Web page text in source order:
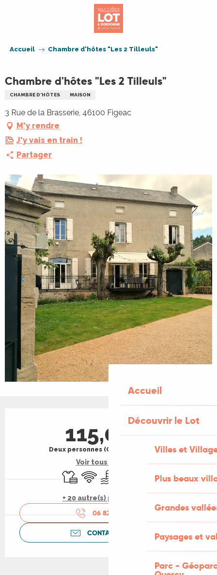
Accueil
Découvrir le Lot
Villes et
Plus beaux
Grandes
Paysages et
Parc -
Accueil Chambre d'hôtes "Les 2 Tilleuls"
Chambre d'hôtes "Les 2 Tilleuls"
CHAMBRE D'HÔTES MAISON
3 Rue de la Brasserie, 46100 Figeac
M'y rendre
J'y vais en train !
Partager
Ouverture et coordonnées
115,00 €
Deux personnes (Chambres d'hôtes)
Voir tous les tarifs
Draps et linge
WiFi Piscine Animaux acceptés
+ 20 autre(s) prestation(s)
06 82 85 92
CONTACTEZ-NOUS